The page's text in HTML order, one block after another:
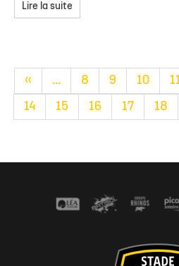
Lire la suite
« ... 8 9 10
14 15 16 17 18